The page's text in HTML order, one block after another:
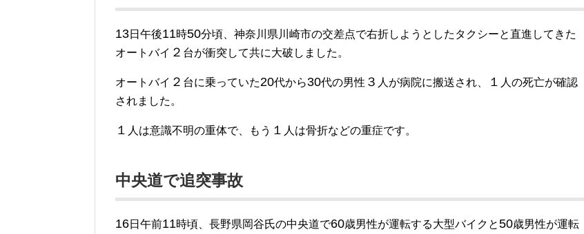
13日午後11時50分頃、神奈川県川崎市の交差点で右折しようとしたタクシーと直進してきた
オートバイ ２ 台が衝突して共に大破しました。
オートバイ ２ 台に乗っていた20代から30代の男性 ３ 人が病院に搬送され、 １ 人の死亡が確認
されました。
１ 人は意識不明の重体で、もう １ 人は骨折などの重症です。
中央道で追突事故
16日午前11時頃、長野県岡谷氏の中央道で60歳男性が運転する大型バイクと50歳男性が運転